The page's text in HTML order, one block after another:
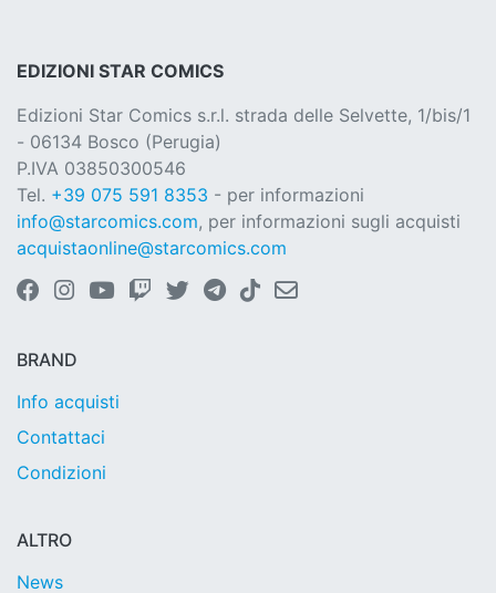
EDIZIONI STAR COMICS
Edizioni Star Comics s.r.l. strada delle Selvette, 1/bis/1
- 06134 Bosco (Perugia)
P.IVA 03850300546
Tel. +39 075 591 8353 - per informazioni
info@starcomics.com, per informazioni sugli acquisti
acquistaonline@starcomics.com
BRAND
Info acquisti
Contattaci
Condizioni
ALTRO
News